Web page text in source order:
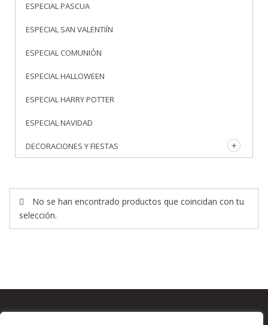
ESPECIAL PASCUA
ESPECIAL SAN VALENTIÍN
ESPECIAL COMUNIÓN
ESPECIAL HALLOWEEN
ESPECIAL HARRY POTTER
ESPECIAL NAVIDAD
DECORACIONES Y FIESTAS
No se han encontrado productos que coincidan con tu
selección.